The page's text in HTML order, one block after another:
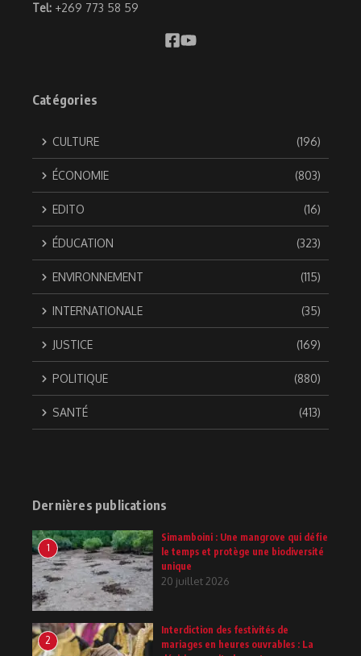
Tel: +269 773 58 59
Catégories
CULTURE (196)
ÉCONOMIE (803)
EDITO (16)
ÉDUCATION (323)
ENVIRONNEMENT (115)
INTERNATIONALE (35)
JUSTICE (169)
POLITIQUE (880)
SANTÉ (413)
Dernières publications
1
Simamboini : Une mangrove qui défie
le temps et protège une biodiversité
unique
20 juillet 2026
2
Interdiction des festivités de
mariages en heures ouvrables : La